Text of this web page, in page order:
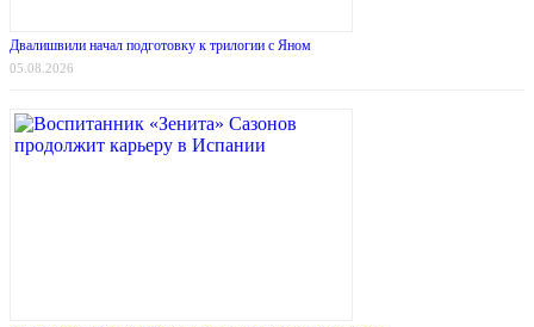
Двалишвили начал подготовку к трилогии с Яном
05.08.2026